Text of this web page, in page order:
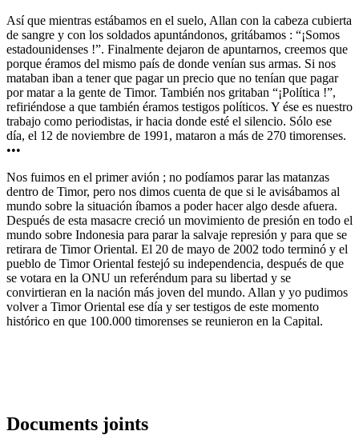
Así que mientras estábamos en el suelo, Allan con la cabeza cubierta
de sangre y con los soldados apuntándonos, gritábamos : “¡Somos
estadounidenses !”. Finalmente dejaron de apuntarnos, creemos que
porque éramos del mismo país de donde venían sus armas. Si nos
mataban iban a tener que pagar un precio que no tenían que pagar
por matar a la gente de Timor. También nos gritaban “¡Política !”,
refiriéndose a que también éramos testigos políticos. Y ése es nuestro
trabajo como periodistas, ir hacia donde esté el silencio. Sólo ese
día, el 12 de noviembre de 1991, mataron a más de 270 timorenses.
•••
Nos fuimos en el primer avión ; no podíamos parar las matanzas
dentro de Timor, pero nos dimos cuenta de que si le avisábamos al
mundo sobre la situación íbamos a poder hacer algo desde afuera.
Después de esta masacre creció un movimiento de presión en todo el
mundo sobre Indonesia para parar la salvaje represión y para que se
retirara de Timor Oriental. El 20 de mayo de 2002 todo terminó y el
pueblo de Timor Oriental festejó su independencia, después de que
se votara en la ONU un referéndum para su libertad y se
convirtieran en la nación más joven del mundo. Allan y yo pudimos
volver a Timor Oriental ese día y ser testigos de este momento
histórico en que 100.000 timorenses se reunieron en la Capital.
Documents joints